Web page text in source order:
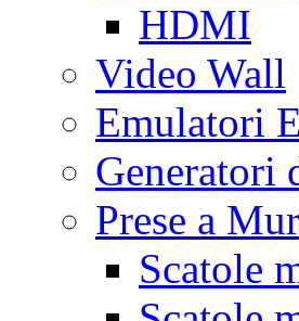
HDMI
Video Wall
Emulatori
Generatori
Prese a
Scatole